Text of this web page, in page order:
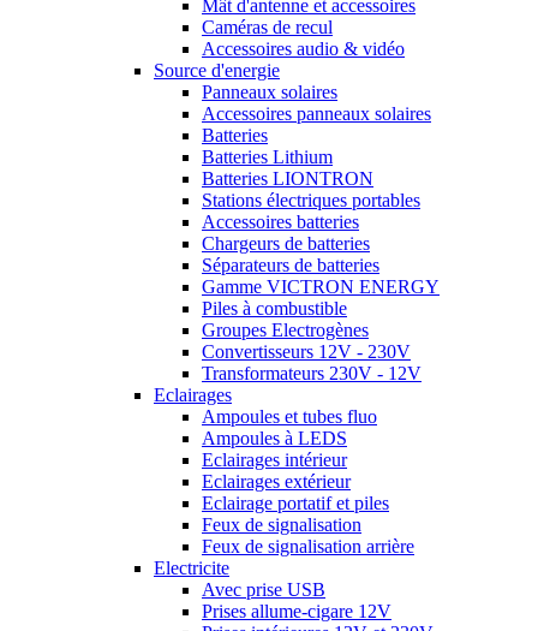
Mât d'antenne et accessoires
Caméras de recul
Accessoires audio & vidéo
Source d'energie
Panneaux solaires
Accessoires panneaux solaires
Batteries
Batteries Lithium
Batteries LIONTRON
Stations électriques portables
Accessoires batteries
Chargeurs de batteries
Séparateurs de batteries
Gamme VICTRON ENERGY
Piles à combustible
Groupes Electrogènes
Convertisseurs 12V - 230V
Transformateurs 230V - 12V
Eclairages
Ampoules et tubes fluo
Ampoules à LEDS
Eclairages intérieur
Eclairages extérieur
Eclairage portatif et piles
Feux de signalisation
Feux de signalisation arrière
Electricite
Avec prise USB
Prises allume-cigare 12V